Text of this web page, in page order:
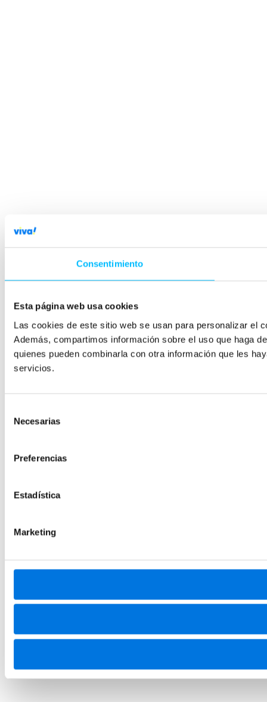
Consentimiento
Esta página web usa cookies
Las cookies de este sitio web se usan para personalizar el
Además, compartimos información sobre el uso que haga
quienes pueden combinarla con otra información que les
servicios.
Necesarias
Preferencias
Estadística
Marketing